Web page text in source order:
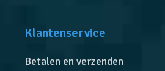
Klantenservice
Betalen en verzenden